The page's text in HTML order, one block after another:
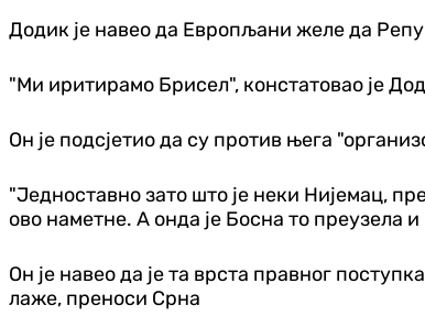
Додик је навео да Европљани желе да
"Ми иритирамо Брисел", констатовао је
Он је подсјетио да су против њега
"Једноставно зато што је неки Нијемац,
ово наметне. А онда је Босна то преузела
Он је навео да је та врста правног
лаже, преноси Срна